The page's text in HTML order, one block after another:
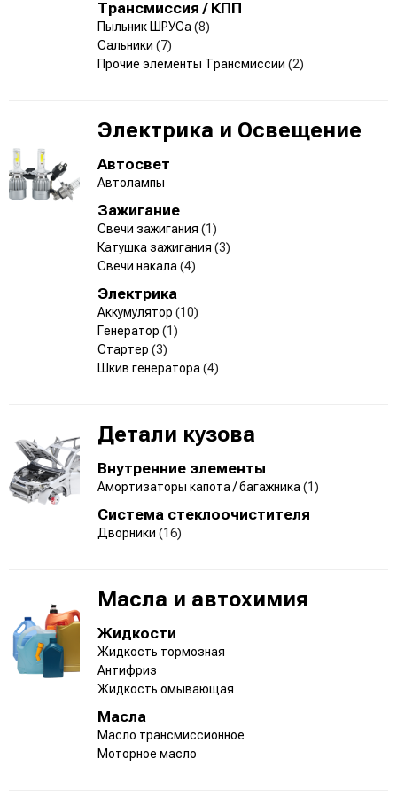
Трансмиссия / КПП
Пыльник ШРУСа (8)
Сальники (7)
Прочие элементы Трансмиссии (2)
Электрика и Освещение
Автосвет
Автолампы
Зажигание
Свечи зажигания (1)
Катушка зажигания (3)
Свечи накала (4)
Электрика
Аккумулятор (10)
Генератор (1)
Стартер (3)
Шкив генератора (4)
Детали кузова
Внутренние элементы
Амортизаторы капота / багажника (1)
Система стеклоочистителя
Дворники (16)
Масла и автохимия
Жидкости
Жидкость тормозная
Антифриз
Жидкость омывающая
Масла
Масло трансмиссионное
Моторное масло